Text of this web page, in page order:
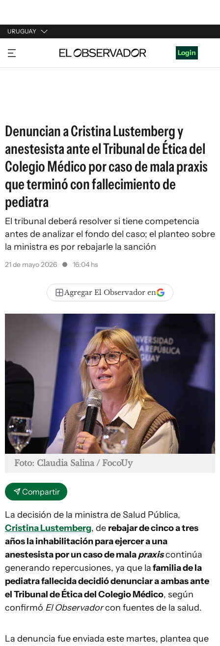
URUGUAY
URUGUAY
ARGENTINA
Login
Denuncian a Cristina Lustemberg y
anestesista ante el Tribunal de Ética del
Colegio Médico por caso de mala praxis
que terminó con fallecimiento de
pediatra
El tribunal deberá resolver si tiene competencia
antes de analizar el fondo del caso; el planteo sobre
la ministra es por rebajarle la sanción
21 de mayo 2026 16:04 hs
Agregar El Observador en
Foto: Claudia Salina / FocoUy
Compartir
La decisión de la ministra de Salud Pública,
Cristina Lustemberg, de rebajar de cinco a tres
años la inhabilitación para ejercer a una
anestesista por un caso de malapraxiscontinúa
generando repercusiones, ya que lafamilia de la
pediatra fallecida decidió denunciar a ambas ante
el Tribunal de Ética del Colegio Médico, según
confirmó El Observadorcon fuentes de la salud.
La denuncia fue enviada este martes, plantea que